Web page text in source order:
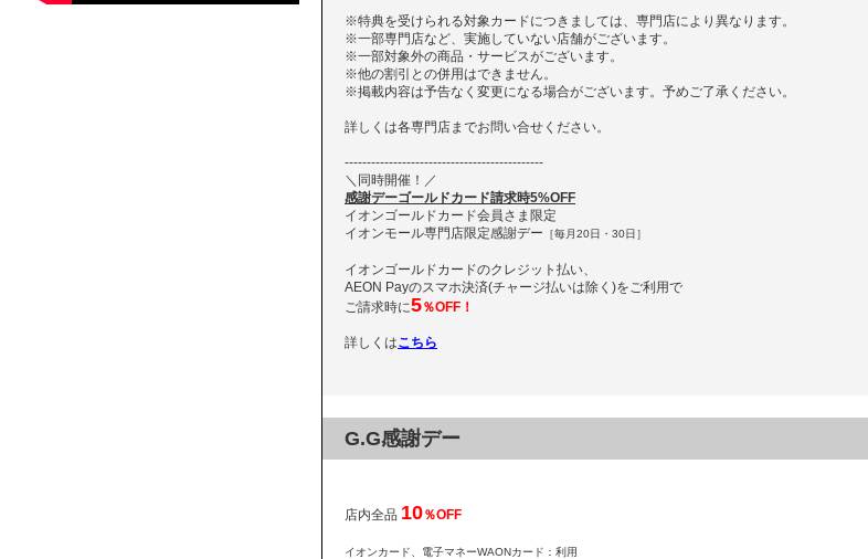
※特典を受けられる対象カードにつきましては、専門店により異なります。
※一部専門店など、実施していない店舗がございます。
※一部対象外の商品・サービスがございます。
※他の割引との併用はできません。
※掲載内容は予告なく変更になる場合がございます。予めご了承ください。
詳しくは各専門店までお問い合せください。
---------------------------------------------
＼同時開催！／
感謝デーゴールドカード請求時5%OFF
イオンゴールドカード会員さま限定
イオンモール専門店限定感謝デー ［毎月20日・30日］
イオンゴールドカードのクレジット払い、
AEON Payのスマホ決済(チャージ払いは除く)をご利用で
ご請求時に5％OFF！
詳しくはこちら
G.G感謝デー
店内全品 10％OFF
イオンカード、 電子マネーWAONカード ：利用